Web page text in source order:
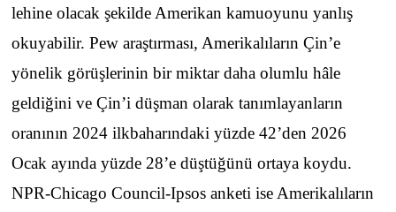
lehine olacak şekilde Amerikan kamuoyunu yanlış
okuyabilir. Pew araştırması, Amerikalıların Çin’e
yönelik görüşlerinin bir miktar daha olumlu hâle
geldiğini ve Çin’i düşman olarak tanımlayanların
oranının 2024 ilkbaharındaki yüzde 42’den 2026
Ocak ayında yüzde 28’e düştüğünü ortaya koydu.
NPR-Chicago Council-Ipsos anketi ise Amerikalıların